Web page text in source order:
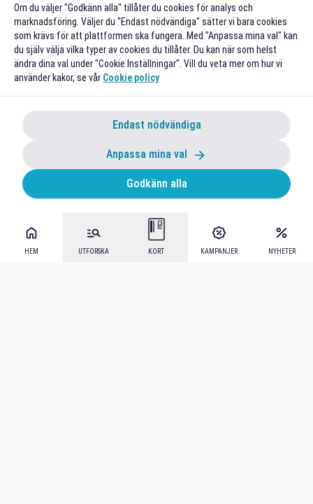
HEM UTFORSKA KORT KAMPANJER NYHETER
Om du väljer "Godkänn alla" tillåter du cookies för analys och
marknadsföring. Väljer du "Endast nödvändiga" sätter vi bara cookies
som krävs för att plattformen ska fungera. Med "Anpassa mina val" kan
du själv välja vilka typer av cookies du tillåter. Du kan när som helst
ändra dina val under "Cookie Inställningar". Vill du veta mer om hur vi
använder kakor, se vår Cookie policy
Endast nödvändiga
Anpassa mina val
Godkänn alla